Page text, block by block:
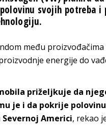
svojih potreba i
među
energije do
priželjkuje da
je i da pokrije
Americi, rekao